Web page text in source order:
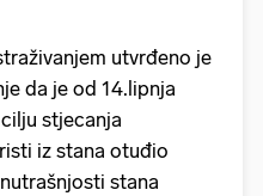
utvrđeno je
da je od 14.lipnja
stjecanja
iz stana otuđio
stana